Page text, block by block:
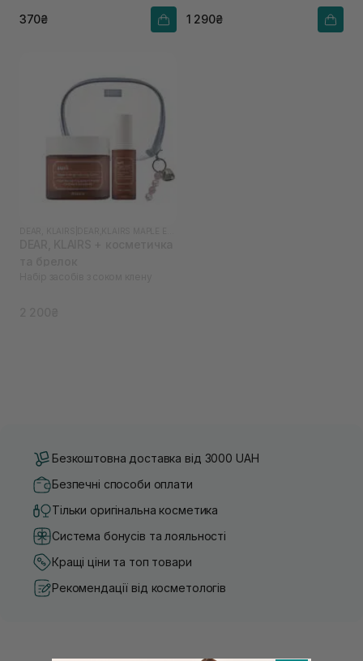
370₴ 1 290₴
Безкоштовна доставка від 3000 UAH
Безпечні способи оплати
Тільки оригінальна косметика
Система бонусів та лояльності
Кращі ціни та топ товари
Рекомендації від косметологів